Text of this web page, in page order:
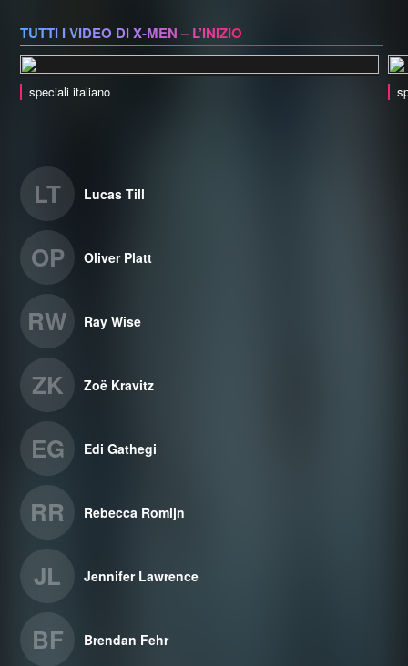
TUTTI I VIDEO DI X-MEN – L’INIZIO
speciali italiano
LT Lucas Till
OP Oliver Platt
RW Ray Wise
ZK Zoë Kravitz
EG Edi Gathegi
RR Rebecca Romijn
JL Jennifer Lawrence
BF Brendan Fehr